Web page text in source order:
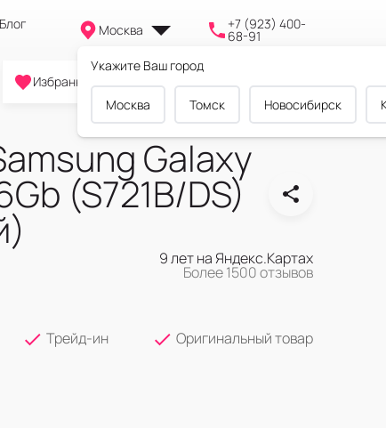
Блог Москва
Укажите Ваш город
Москва Томск Новосибирск
+7 (923) 400-
68-91
0
Избранное Cравнение Корзина
Galaxy
(S721B/DS)
9 лет на Яндекс.Картах
Более 1500 отзывов
Трейд-ин
Оригинальный товар